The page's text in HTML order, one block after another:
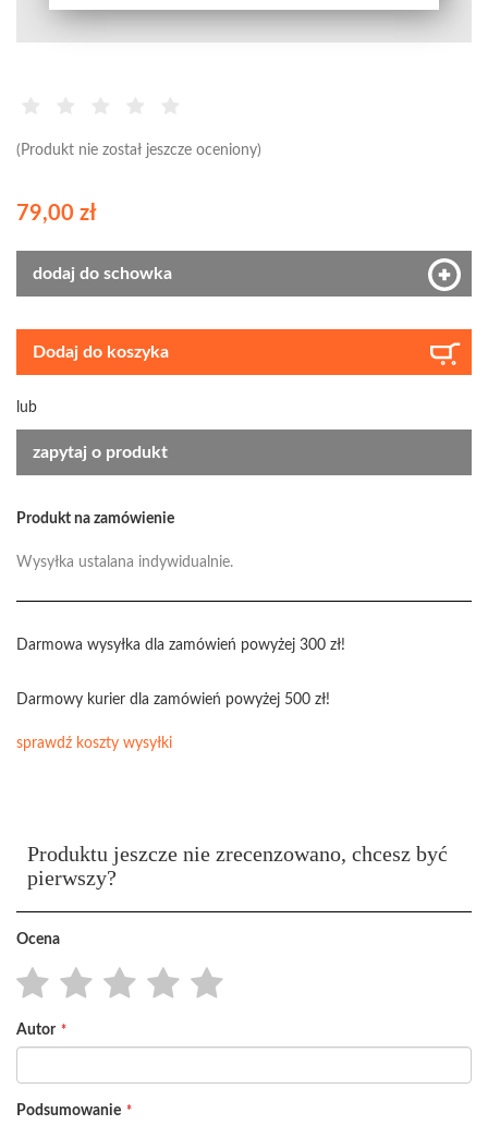
(Produkt nie został jeszcze oceniony)
79,00 zł
dodaj do schowka
Dodaj do koszyka
lub
zapytaj o produkt
Produkt na zamówienie
Wysyłka ustalana indywidualnie.
Darmowa wysyłka dla zamówień powyżej 300 zł!
Darmowy kurier dla zamówień powyżej 500 zł!
sprawdź koszty wysyłki
Produktu jeszcze nie zrecenzowano, chcesz być
pierwszy?
Ocena
star
stars
stars
stars
stars
Autor
Podsumowanie